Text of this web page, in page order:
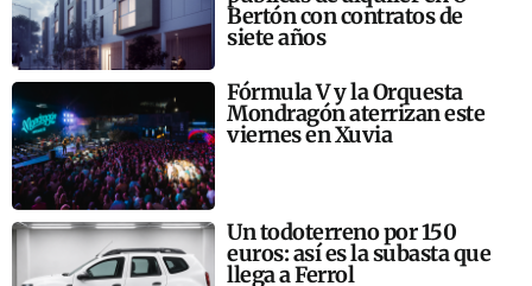
Bertón con contratos de
siete años
Fórmula V y la Orquesta
Mondragón aterrizan este
viernes en Xuvia
Un todoterreno por 150
euros: así es la subasta que
llega a Ferrol